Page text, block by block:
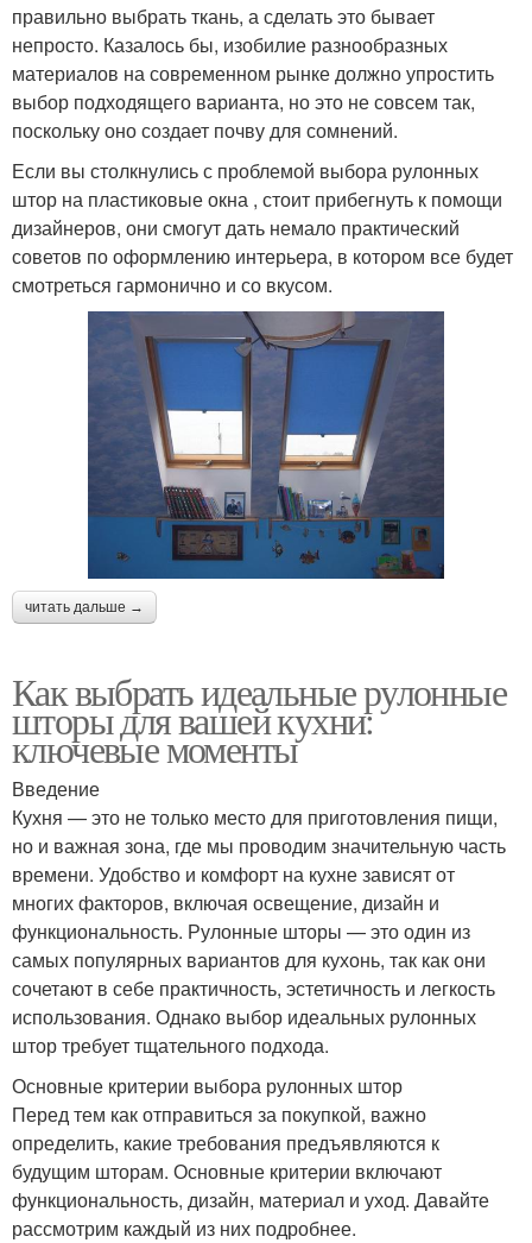
правильно выбрать ткань, а сделать это бывает
непросто. Казалось бы, изобилие разнообразных
материалов на современном рынке должно упростить
выбор подходящего варианта, но это не совсем так,
поскольку оно создает почву для сомнений.
Если вы столкнулись с проблемой выбора рулонных
штор на пластиковые окна , стоит прибегнуть к помощи
дизайнеров, они смогут дать немало практический
советов по оформлению интерьера, в котором все будет
смотреться гармонично и со вкусом.
читать дальше →
Как выбрать идеальные рулонные
шторы для вашей кухни:
ключевые моменты
Введение
Кухня — это не только место для приготовления пищи,
но и важная зона, где мы проводим значительную часть
времени. Удобство и комфорт на кухне зависят от
многих факторов, включая освещение, дизайн и
функциональность. Рулонные шторы — это один из
самых популярных вариантов для кухонь, так как они
сочетают в себе практичность, эстетичность и легкость
использования. Однако выбор идеальных рулонных
штор требует тщательного подхода.
Основные критерии выбора рулонных штор
Перед тем как отправиться за покупкой, важно
определить, какие требования предъявляются к
будущим шторам. Основные критерии включают
функциональность, дизайн, материал и уход. Давайте
рассмотрим каждый из них подробнее.